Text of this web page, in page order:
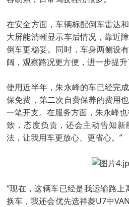
在安全方面，车辆标配倒车雷达
大屏能清晰显示车后情况，靠近
倒车更稳妥。同时，车身两侧设
阔，观察路况更方便，进一步提升
使用近半年，朱永峰的车已经完
保免费，第二次自费保养的费用
一笔开支。在服务方面，朱永峰
致，态度负责，还会主动告知
法，让我用车更放心、更省心。”
“现在，这辆车已经是我运输路上
换车，我还会优先选祥菱U7中